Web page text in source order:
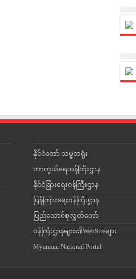
နိုင်ငံတော် သမ္မတရုံး
ကာကွယ်ရေးဝန်ကြီးဌာန
နိုင်ငံခြားရေးဝန်ကြီးဌာန
ပြန်ကြားရေးဝန်ကြီးဌာန
ပြည်ထောင်စုလွှတ်တော်
ဝန်ကြီးဌာနများ၏WebSiteများ
Myanmar National Portal